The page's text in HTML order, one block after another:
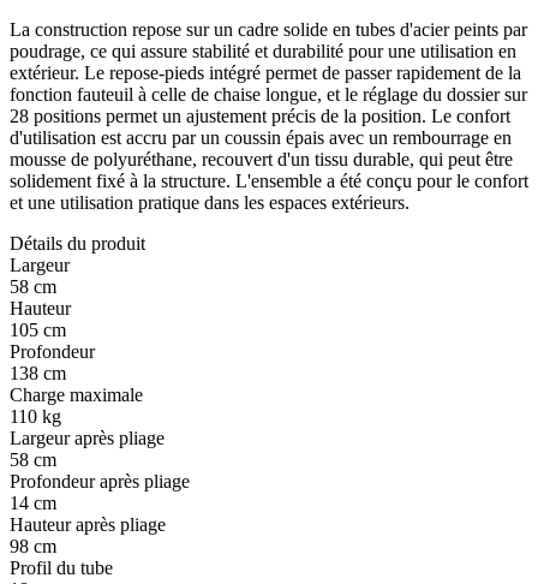
La construction repose sur un cadre solide en tubes d'acier peints par
poudrage, ce qui assure stabilité et durabilité pour une utilisation en
extérieur. Le repose-pieds intégré permet de passer rapidement de la
fonction fauteuil à celle de chaise longue, et le réglage du dossier sur
28 positions permet un ajustement précis de la position. Le confort
d'utilisation est accru par un coussin épais avec un rembourrage en
mousse de polyuréthane, recouvert d'un tissu durable, qui peut être
solidement fixé à la structure. L'ensemble a été conçu pour le confort
et une utilisation pratique dans les espaces extérieurs.
Détails du produit
Largeur
58 cm
Hauteur
105 cm
Profondeur
138 cm
Charge maximale
110 kg
Largeur après pliage
58 cm
Profondeur après pliage
14 cm
Hauteur après pliage
98 cm
Profil du tube